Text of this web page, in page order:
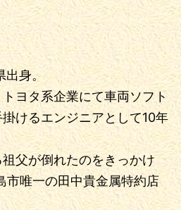
身。
ヨタ系企業にて車両ソフト
けるエンジニアとして10年
父が倒れたのをきっかけ
市唯一の田中貴金属特約店